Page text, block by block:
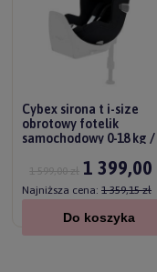
Cybex sirona t i-size
obrotowy fotelik
samochodowy 0-18 kg /
1 399,00
1 599,00 zł
Najniższa cena: 1 359,15 zł
Do koszyka